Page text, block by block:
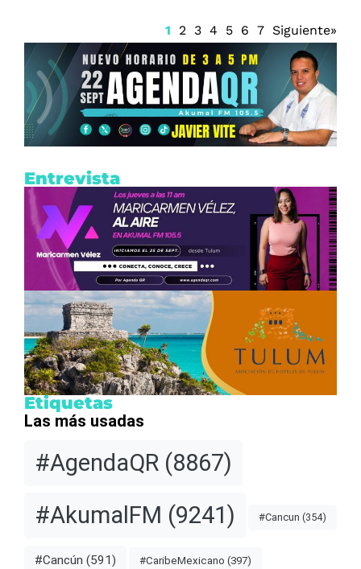
1 2 3 4 5 6 7 Siguiente»
Entrevista
Etiquetas
Las más usadas
#AgendaQR (8867)
#AkumalFM (9241) #Cancun (354)
#Cancún (591) #CaribeMexicano (397)